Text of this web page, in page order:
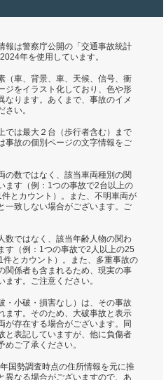
報は警察庁公開の「交通事故統計
年を使用しています。
（車、背景、車、天候、信号、衝
ジをイラスト化しており、色や形
なります。あくまで、事故のイメ
い。
では最大２台（歩行者含む）まで
事故の個別ページの文字情報をご
の数ではなく、該当車両種別の関
ます（例：1つの事故で2台以上の
とカウント）。また、不明車両が
一致しない場合がございます。ご
数ではなく、該当年齢人物の関わ
す（例：1つの事故で2人以上の25
とカウント）。また、多重事故の
関係者も含まれるため、現実の事
す。ご注意ください。
・小破・損害なし）は、その事故
ます。そのため、大破事故と表示
が存在する場合がございます。同
と表記していますが、他に負傷者
ご了承ください。
国勢調査時点の住所情報を元に推
異なる場合がございますので、あ